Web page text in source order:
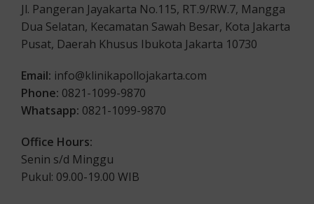
Jl. Pangeran Jayakarta No.115, RT.9/RW.7, Mangga
Dua Selatan, Kecamatan Sawah Besar, Kota Jakarta
Pusat, Daerah Khusus Ibukota Jakarta 10730
Email: info@klinikapollojakarta.com
Phone: 0821-1099-9870
Whatsapp: 0821-1099-9870
Office Hours:
Senin s/d Minggu
Pukul: 09.00-19.00 WIB